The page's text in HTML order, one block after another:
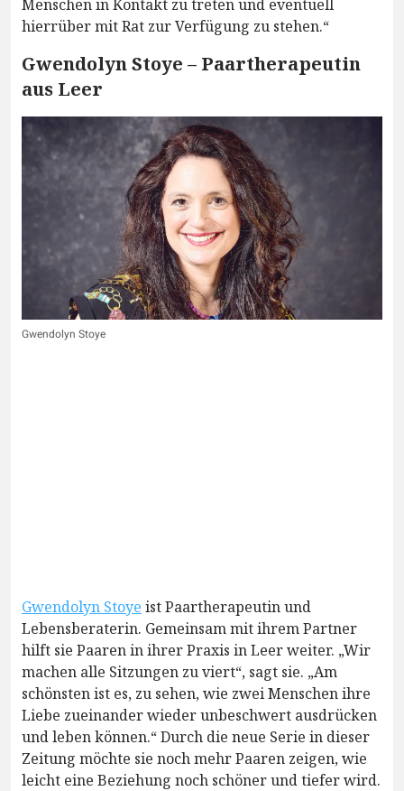
Menschen in Kontakt zu treten und eventuell
hierrüber mit Rat zur Verfügung zu stehen.“
Gwendolyn Stoye – Paartherapeutin
aus Leer
Gwendolyn Stoye
Gwendolyn Stoye ist Paartherapeutin und
Lebensberaterin. Gemeinsam mit ihrem Partner
hilft sie Paaren in ihrer Praxis in Leer weiter. „Wir
machen alle Sitzungen zu viert“, sagt sie. „Am
schönsten ist es, zu sehen, wie zwei Menschen ihre
Liebe zueinander wieder unbeschwert ausdrücken
und leben können.“ Durch die neue Serie in dieser
Zeitung möchte sie noch mehr Paaren zeigen, wie
leicht eine Beziehung noch schöner und tiefer wird.